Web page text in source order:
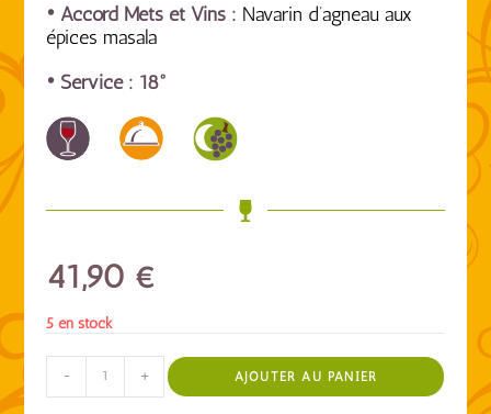
• Accord Mets et Vins : Navarin d’agneau aux
épices masala
• Service : 18°
41,90 €
5 en stock
- + AJOUTER AU PANIER